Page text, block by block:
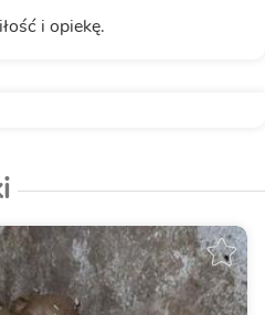
i opiekę.